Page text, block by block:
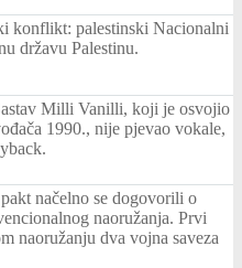
konflikt: palestinski Nacionalni
državu Palestinu.
Milli Vanilli, koji je osvojio
1990., nije pjevao vokale,
načelno se dogovorili o
naoružanja. Prvi
naoružanju dva vojna saveza